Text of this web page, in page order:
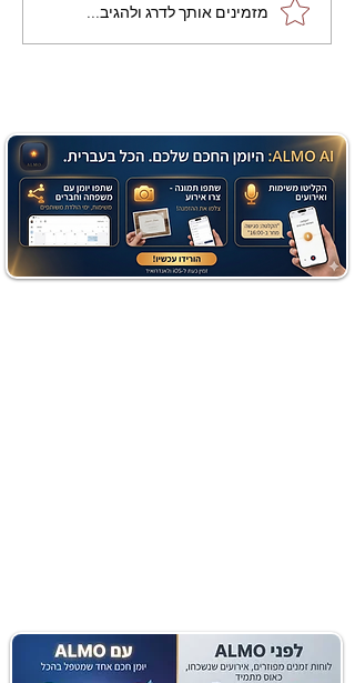
מתכון מנצח עוגת מייפל
שוקולד בחושה וקלה - זיוה
מזמינים אותך לדרג ולהגיב...